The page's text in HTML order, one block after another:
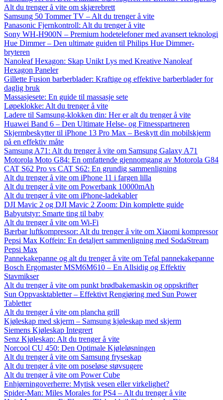
Alt du trenger å vite om skjærebrett
Samsung 50 Tommer TV – Alt du trenger å vite
Panasonic Fjernkontroll: Alt du trenger å vite
Sony WH-H900N – Premium hodetelefoner med avansert teknologi
Hue Dimmer – Den ultimate guiden til Philips Hue Dimmer-
bryteren
Nanoleaf Hexagon: Skap Unikt Lys med Kreative Nanoleaf
Hexagon Paneler
Gillette Fusion barberblader: Kraftige og effektive barberblader for
daglig bruk
Massasjesete: En guide til massasje sete
Løpeklokke: Alt du trenger å vite
Ladere til Samsung-klokken din: Her er alt du trenger å vite
Huawei Band 6 – Den Ultimate Helse- og Fitnesspartneren
Skjermbeskytter til iPhone 13 Pro Max – Beskytt din mobilskjerm
på en effektiv måte
Samsung A71: Alt du trenger å vite om Samsung Galaxy A71
Motorola Moto G84: En omfattende gjennomgang av Motorola G84
CAT S62 Pro vs CAT S62: En grundig sammenligning
Alt du trenger å vite om iPhone 11 i fargen lilla
Alt du trenger å vite om Powerbank 10000mAh
Alt du trenger å vite om iPhone-ladekabler
DJI Mavic 2 og DJI Mavic 2 Zoom: Din komplette guide
Babyutstyr: Smarte ting til baby
Alt du trenger å vite om Wi-Fi
Bærbar luftkompressor: Alt du trenger å vite om Xiaomi kompressor
Pepsi Max Koffein: En detaljert sammenligning med SodaStream
Pepsi Max
Pannekakepanne og alt du trenger å vite om Tefal pannekakepanne
Bosch Ergomaster MSM6M610 – En Allsidig og Effektiv
Stavmikser
Alt du trenger å vite om punkt brødbakemaskin og oppskrifter
Sun Oppvasktabletter – Effektivt Rengjøring med Sun Power
Tabletter
Alt du trenger å vite om plancha grill
Kjøleskap med skjerm – Samsung kjøleskap med skjerm
Siemens Kjøleskap Integrert
Senz Kjøleskap: Alt du trenger å vite
Norcool CU 450: Den Optimale Kjøleløsningen
Alt du trenger å vite om Samsung fryseskap
Alt du trenger å vite om poseløse støvsugere
Alt du trenger å vite om Power Cube
Enhjørningoverherre: Mytisk vesen eller virkelighet?
Spider-Man: Miles Morales for PS4 – Alt du trenger å vite